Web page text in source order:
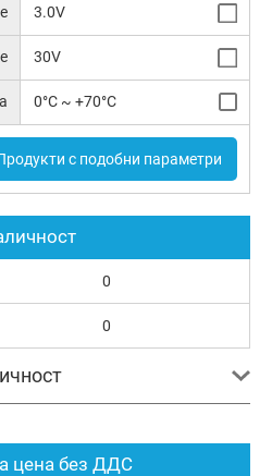
3.0V
30V
0°C ~ +70°C
с подобни параметри
цена без ДДС
0
0